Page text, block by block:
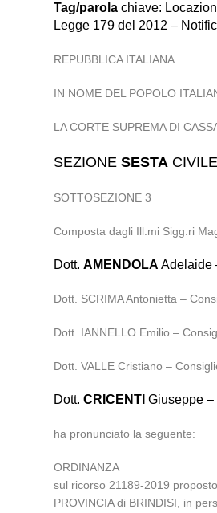
Tag/parola chiave:
Legge 179 del 2012 –
REPUBBLICA ITALIANA
IN NOME DEL POPOLO
LA CORTE SUPREMA DI
SEZIONESESTA CIVILE
SOTTOSEZIONE 3
Composta dagli Ill.mi Sigg.ri
Dott.AMENDOLA Adelaide
Dott. SCRIMA Antonietta –
Dott. IANNELLO Emilio –
Dott. VALLE Cristiano –
Dott.CRICENTI Giuseppe
ha pronunciato la seguente:
ORDINANZA
sul ricorso 21189-2019
PROVINCIA di BRINDISI, in